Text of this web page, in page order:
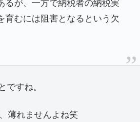
育むには阻害となるという欠
すね。
薄れませんよね笑